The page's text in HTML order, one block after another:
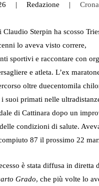
| Redazione |
Claudio Sterpin ha scosso
lo aveva visto correre,
sportivi e raccontare con
e atleta. L’ex
oltre duecentomila
suoi primati nelle
di Cattinara dopo un
condizioni di salute.
87 il prossimo 22
è stata diffusa in diretta
Grado, che più volte lo